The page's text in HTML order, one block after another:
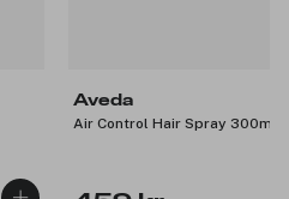
Aveda
Air Control Hair Spray 300ml